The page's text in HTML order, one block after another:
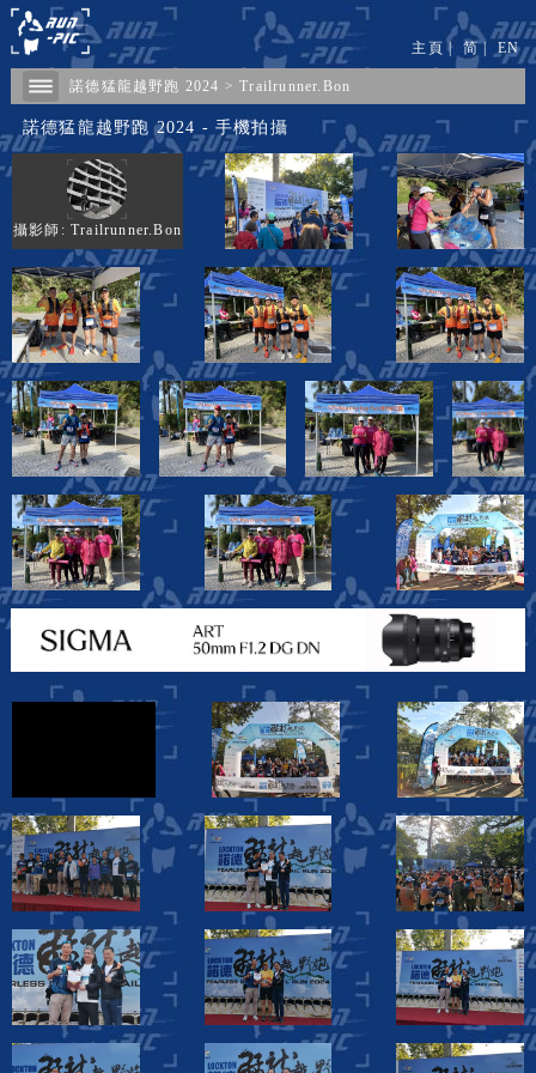
諾德猛龍越野跑 2024 >Trailrunner.Bon
主頁 | 简| EN
諾德猛龍越野跑 2024 - 手機拍攝
攝影師: Trailrunner.Bon